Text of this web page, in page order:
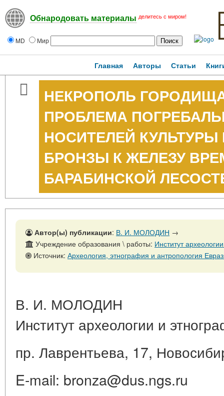
Обнародовать материалы делитесь с миром!
MD Мир
Главная Авторы Статьи
НЕКРОПОЛЬ
ПРОБЛЕМА
НОСИТЕЛЕЙ
БРОНЗЫ К ЖЕЛЕЗУ
БАРАБИНСКОЙ
Автор(ы) публикации: В. И. МОЛОДИН →
Учреждение образования \ работы: Институт
Источник: Археология, этнография и антропология Евразии, № 4, 31
В. И. МОЛОДИН
Институт археологии и
пр. Лаврентьева, 17,
E-mail: bronza@dus.ngs.ru